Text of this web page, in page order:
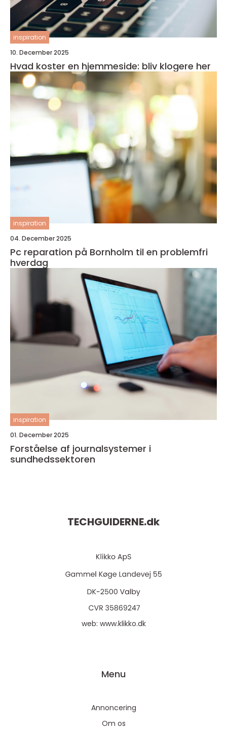
inspiration
10. December 2025
Hvad koster en hjemmeside: bliv klogere her
inspiration
04. December 2025
Pc reparation på Bornholm til en problemfri
hverdag
inspiration
01. December 2025
Forståelse af journalsystemer i
sundhedssektoren
TECHGUIDERNE.dk
web: www.klikko.dk
Menu
Annoncering
Om os